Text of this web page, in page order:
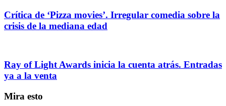
Crítica de ‘Pizza movies’. Irregular comedia sobre la
crisis de la mediana edad
Ray of Light Awards inicia la cuenta atrás. Entradas
ya a la venta
Mira esto